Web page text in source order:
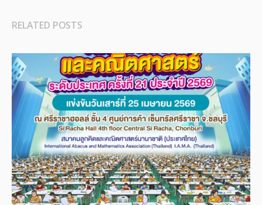
RELATED POSTS